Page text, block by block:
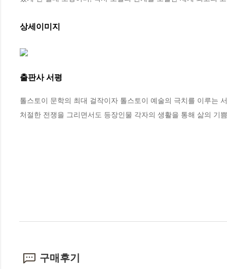
상세이미지
출판사 서평
톨스토이 문학의 최대 걸작이자 톨스토이 예술의 극치를 이루는
처절한 전쟁을 그리면서도 등장인물 각자의 생활을 통해 삶의 기
구매후기